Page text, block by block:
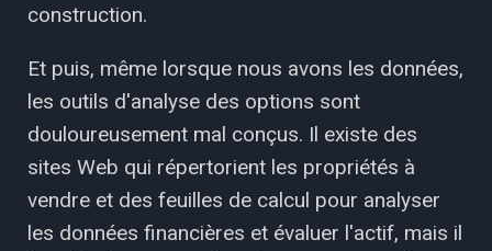
construction.
Et puis, même lorsque nous avons les données,
les outils d'analyse des options sont
douloureusement mal conçus. Il existe des
sites Web qui répertorient les propriétés à
vendre et des feuilles de calcul pour analyser
les données financières et évaluer l'actif, mais il